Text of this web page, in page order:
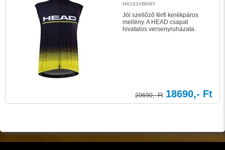
HA102#BKNY
Jól szellőző férfi kerékpáros
mellény. A HEAD csapat
hivatalos versenyruházata.
20690,- Ft 18690,- Ft